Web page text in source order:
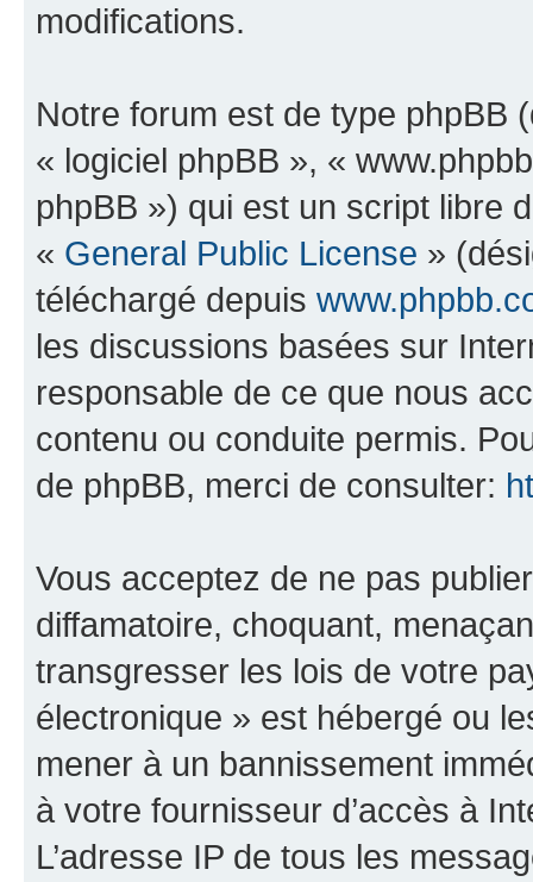
modifications.
Notre forum est de type phpBB
« logiciel phpBB », «
phpBB ») qui est un script libre
« General Public License »
téléchargé depuis
les discussions basées sur
responsable de ce que nous
contenu ou conduite permis.
de phpBB, merci de consulter:
Vous acceptez de ne pas
diffamatoire, choquant,
transgresser les lois de votre
électronique » est hébergé ou
mener à un bannissement
à votre fournisseur d’accès à
L’adresse IP de tous les